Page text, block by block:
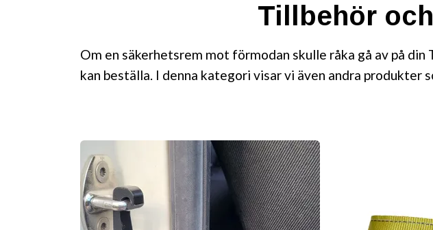
Tillbehör
Om en säkerhetsrem mot förmodan skulle råka gå av på
kan beställa. I denna kategori visar vi även andra